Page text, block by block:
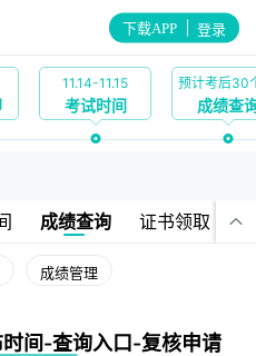
下载APP 登录
11.14-11.15
考试时间 成绩查
成绩查询 证书领取
成绩管理
间-查询入口-复核申请